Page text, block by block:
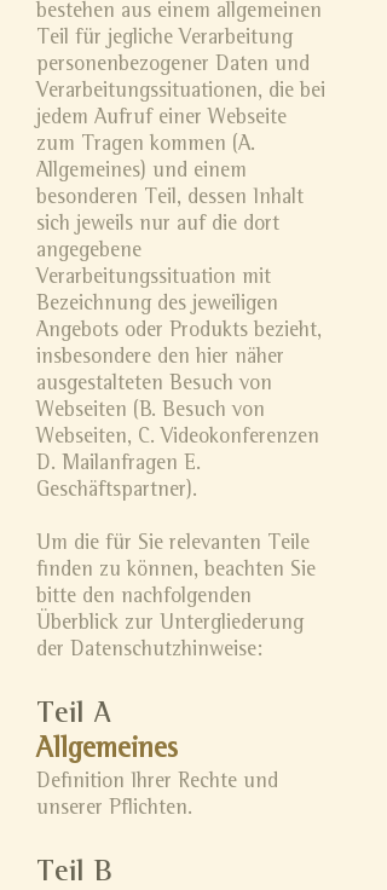
bestehen aus einem allgemeinen
Teil für jegliche Verarbeitung
personenbezogener Daten und
Verarbeitungssituationen, die bei
jedem Aufruf einer Webseite
zum Tragen kommen (A.
Allgemeines) und einem
besonderen Teil, dessen Inhalt
sich jeweils nur auf die dort
angegebene
Verarbeitungssituation mit
Bezeichnung des jeweiligen
Angebots oder Produkts bezieht,
insbesondere den hier näher
ausgestalteten Besuch von
Webseiten (B. Besuch von
Webseiten, C. Videokonferenzen
D. Mailanfragen E.
Geschäftspartner).
Um die für Sie relevanten Teile
finden zu können, beachten Sie
bitte den nachfolgenden
Überblick zur Untergliederung
der Datenschutzhinweise:
Teil A
Allgemeines
Definition Ihrer Rechte und
unserer Pflichten.
Teil B